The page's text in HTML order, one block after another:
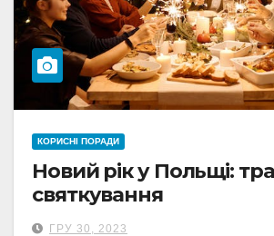
КОРИСНІ ПОРАДИ
Новий рік у Польщі:
святкування
ГРУ 30, 2023